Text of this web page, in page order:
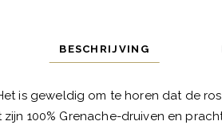
BESCHRIJVING
is geweldig om te horen dat de
zijn 100% Grenache-druiven en